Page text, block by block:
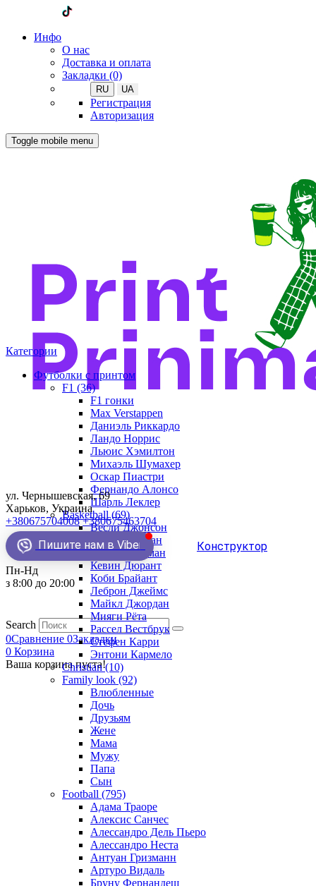
Инфо
О нас
Доставка и оплата
Закладки (0)
RU UA
Регистрация
Авторизация
Toggle mobile menu
ул. Чернышевская, 69
Харьков, Украина
+380675704008 +380675463704
Пишите нам в Viber Конструктор
Пн-Нд
з 8:00 до 20:00
Search
0Сравнение 0Закладки
0 Корзина
Ваша корзина пуста!
Категории
Футболки с принтом
F1 (36)
F1 гонки
Max Verstappen
Даниэль Риккардо
Ландо Норрис
Льюис Хэмилтон
Михаэль Шумахер
Оскар Пиастри
Фернандо Алонсо
Шарль Леклер
Basketball (69)
Весли Джонсон
Демар Деразан
Деннис Родман
Кевин Дюрант
Коби Брайант
Леброн Джеймс
Майкл Джордан
Мияги Рёта
Рассел Вестбрук
Стефен Карри
Энтони Кармело
Christian (10)
Family look (92)
Влюбленные
Дочь
Друзьям
Жене
Мама
Мужу
Папа
Сын
Football (795)
Адама Траоре
Алексис Санчес
Алессандро Дель Пьеро
Алессандро Неста
Антуан Гризманн
Артуро Видаль
Бруну Фернандеш